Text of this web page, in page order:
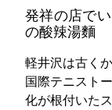
発祥の店で
の酸辣湯麵
軽井沢は古く
国際テニスト
化が根付いた